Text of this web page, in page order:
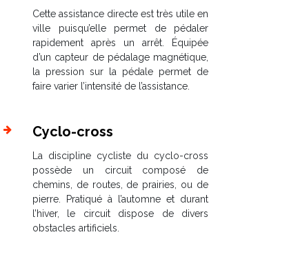
Cette assistance directe est très utile en
ville puisqu’elle permet de pédaler
rapidement après un arrêt. Équipée
d’un capteur de pédalage magnétique,
la pression sur la pédale permet de
faire varier l’intensité de l’assistance.
Cyclo-cross
La discipline cycliste du cyclo-cross
possède un circuit composé de
chemins, de routes, de prairies, ou de
pierre. Pratiqué à l’automne et durant
l’hiver, le circuit dispose de divers
obstacles artificiels.